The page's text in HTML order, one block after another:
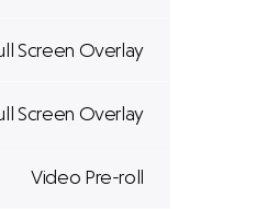
Screen Overlay
Screen Overlay
Video Pre-roll